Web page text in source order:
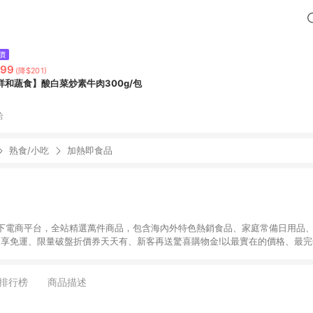
(降$201)
和蔬食】酸白菜炒素牛肉300g/包
熟食/小吃 加熱即食品
電商平台，全站精選萬件商品，包含海內外特色熱銷食品、家庭常備日用品
免運、限量破盤折價券天天有、新客再送驚喜購物金!以最實在的價格、最
行榜 商品描述